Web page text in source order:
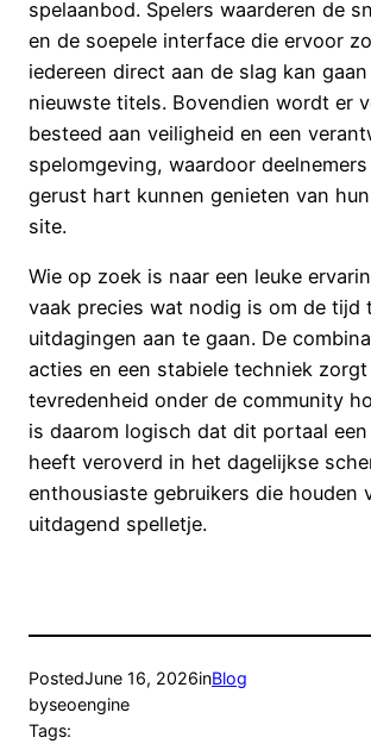
spelaanbod. Spelers waarderen de
en de soepele interface die ervoor
iedereen direct aan de slag kan
nieuwste titels. Bovendien wordt er
besteed aan veiligheid en een
spelomgeving, waardoor
gerust hart kunnen genieten van
site.
Wie op zoek is naar een leuke
vaak precies wat nodig is om de tijd
uitdagingen aan te gaan. De
acties en een stabiele techniek
tevredenheid onder de community
is daarom logisch dat dit portaal
heeft veroverd in het dagelijkse
enthousiaste gebruikers die houden
uitdagend spelletje.
PostedJune 16, 2026inBlog
byseoengine
Tags: